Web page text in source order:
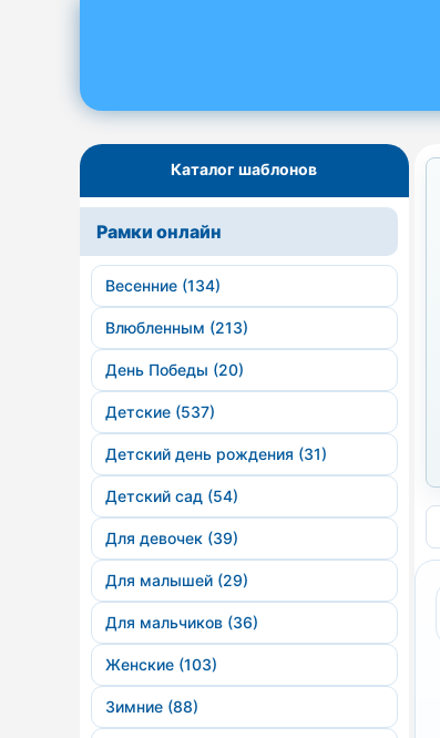
Каталог шаблонов
Рамки онлайн
Весенние (134)
Влюбленным (213)
День Победы (20)
Детские (537)
Детский день рождения (31)
Детский сад (54)
Для девочек (39)
Для малышей (29)
Для мальчиков (36)
Женские (103)
Зимние (88)